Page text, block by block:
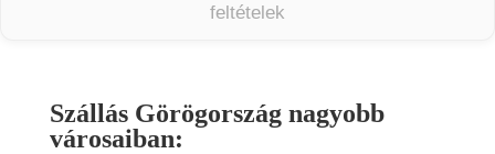
feltételek
Szállás Görögország nagyobb
városaiban: